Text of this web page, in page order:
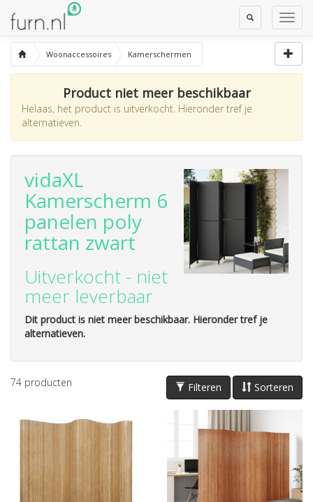
Toggle
Search
Woonaccessoires Kamerschermen
Product niet meer beschikbaar
Helaas, het product is uitverkocht. Hieronder tref je
alternatieven.
vidaXL
Kamerscherm 6
panelen poly
rattan zwart
Uitverkocht - niet
meer leverbaar
Dit product is niet meer beschikbaar. Hieronder tref je
alternatieven.
Sorteren
Filteren
74 producten